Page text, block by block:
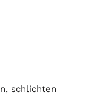
schlichten